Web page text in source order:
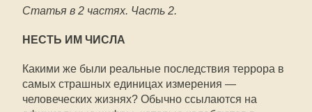
Статья в 2 частях. Часть 2.
НЕСТЬ ИМ ЧИСЛА
Какими же были реальные последствия террора в
самых страшных единицах измерения —
человеческих жизнях? Обычно ссылаются на